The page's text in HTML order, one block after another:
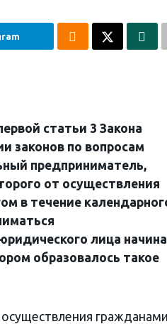
статьи 3 Закона
законов по вопросам
предприниматель,
от осуществления
в течение
лица
образовалось такое
гражданами